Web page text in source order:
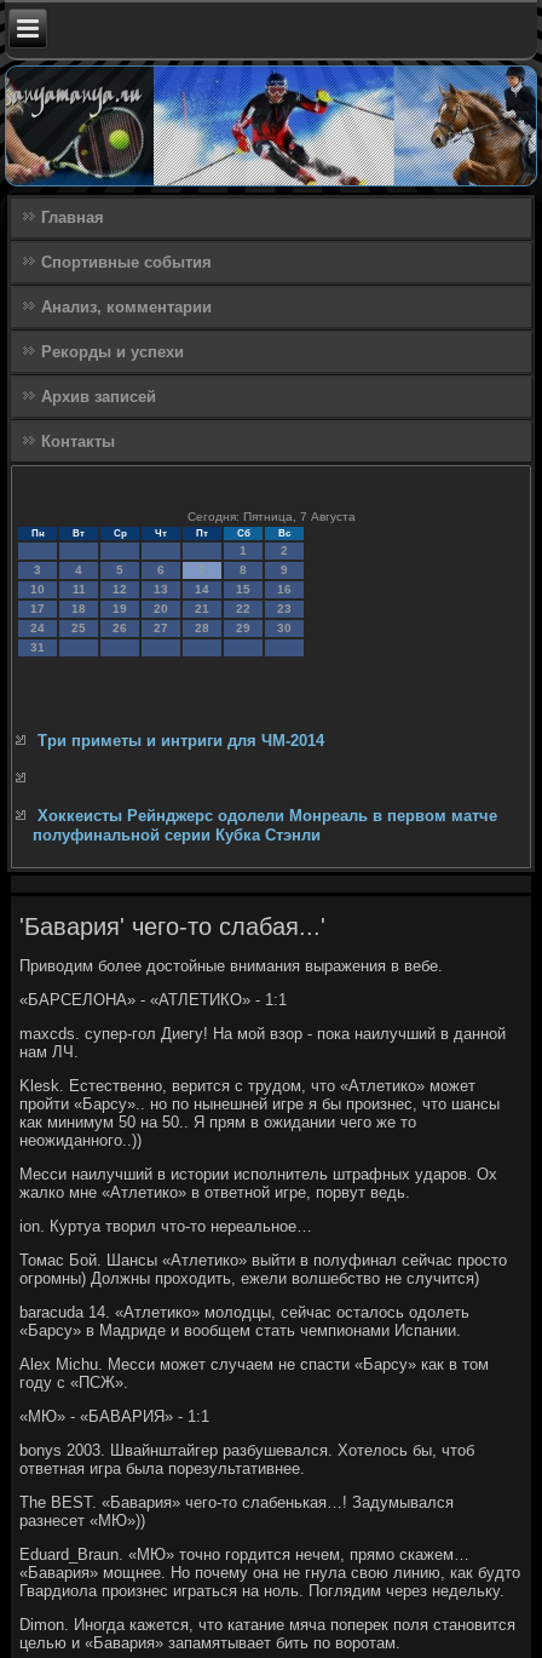
Главная
Спортивные события
Анализ, комментарии
Рекорды и успехи
Архив записей
Контакты
Сегодня: Пятница, 7 Августа
Пн Вт Ср Чт Пт Сб Вс
1
2
3
4 5 6 7 8
9
10
11 12 13 14 15
16
17
18 19 20 21 22
23
24
25 26 27 28 29
30
31
Три приметы и интриги для ЧМ-2014
Хоккеисты Рейнджерс одолели Монреаль в первом матче
полуфинальной серии Кубка Стэнли
'Бавария' чего-то слабая...'
Приводим более достойные внимания выражения в вебе.
«БАРСЕЛОНА» - «АТЛЕТИКО» - 1:1
maxcds. супер-гол Диегу! На мой взор - пока наилучший в данной
нам ЛЧ.
Klesk. Естественно, верится с трудом, что «Атлетико» может
пройти «Барсу».. но по нынешней игре я бы произнес, что шансы
как минимум 50 на 50.. Я прям в ожидании чего же то
неожиданного..))
Месси наилучший в истории исполнитель штрафных ударов. Ох
жалко мне «Атлетико» в ответной игре, порвут ведь.
ion. Куртуа творил что-то нереальное…
Томас Бoй. Шансы «Атлетико» выйти в полуфинал сейчас просто
огромны) Должны проходить, ежели волшебство не случится)
baracuda 14. «Атлетико» молодцы, сейчас осталось одолеть
«Барсу» в Мадриде и вообщем стать чемпионами Испании.
Alex Michu. Месси может случаем не спасти «Барсу» как в том
году с «ПСЖ».
«МЮ» - «БАВАРИЯ» - 1:1
bonys 2003. Швайнштайгер разбушевался. Хотелось бы, чтоб
ответная игра была порезультативнее.
The BEST. «Бавария» чего-то слабенькая…! Задумывался
разнесет «МЮ»))
Eduard_Braun. «МЮ» точно гордится нечем, прямо скажем…
«Бавария» мощнее. Но почему она не гнула свою линию, как будто
Гвардиола произнес играться на ноль. Поглядим через недельку.
Dimon. Иногда кажется, что катание мяча поперек поля становится
целью и «Бавария» запамятывает бить по воротам.